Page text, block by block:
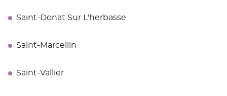
Saint-Donat Sur L'herbasse
Saint-Marcellin
Saint-Vallier